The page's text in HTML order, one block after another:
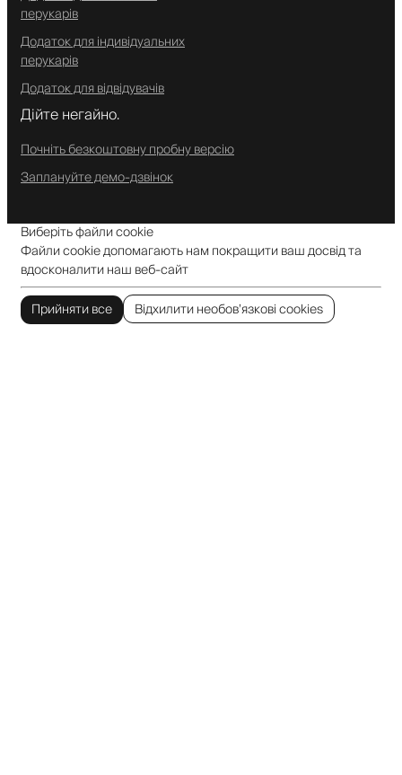
перукарів
Додаток для індивідуальних
перукарів
Додаток для відвідувачів
Дійте негайно.
Почніть безкоштовну пробну версію
Заплануйте демо-дзвінок
Виберіть файли cookie
Файли cookie допомагають нам покращити ваш досвід та
вдосконалити наш веб-сайт
Прийняти все
Відхилити необов’язкові cookies